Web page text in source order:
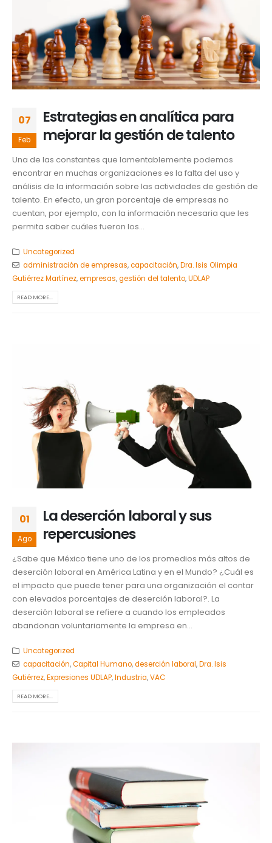
07
Feb
Estrategias en analítica para
mejorar la gestión de talento
Una de las constantes que lamentablemente podemos
encontrar en muchas organizaciones es la falta del uso y
análisis de la información sobre las actividades de gestión de
talento. En efecto, un gran porcentaje de empresas no
cuentan, por ejemplo, con la información necesaria que les
permita saber cuáles fueron los...
Uncategorized
administración de empresas,capacitación,Dra. Isis Olimpia
Gutiérrez Martínez,empresas,gestión del talento,UDLAP
READ MORE...
01
Ago
La deserción laboral y sus
repercusiones
¿Sabe que México tiene uno de los promedios más altos de
deserción laboral en América Latina y en el Mundo? ¿Cuál es
el impacto que puede tener para una organización el contar
con elevados porcentajes de deserción laboral?. La
deserción laboral se refiere a cuando los empleados
abandonan voluntariamente la empresa en...
Uncategorized
capacitación,Capital Humano,deserción laboral,Dra. Isis
Gutiérrez,Expresiones UDLAP,Industria,VAC
READ MORE...